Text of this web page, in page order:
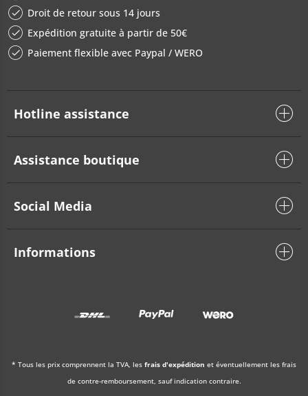
Droit de retour sous 14 jours
Expédition gratuite à partir de 50€
Paiement flexible avec Paypal / WERO
Hotline assistance
Assistance boutique
Social Media
Informations
* Tous les prix comprennent la TVA, les frais d'expédition et éventuellement les frais
de contre-remboursement, sauf indication contraire.